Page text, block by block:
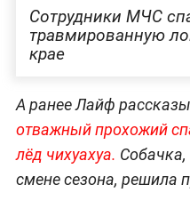
Сотрудники МЧС
травмированную
крае
А ранее Лайф
отважный прохожий
лёд чихуахуа.
смене сезона, решила